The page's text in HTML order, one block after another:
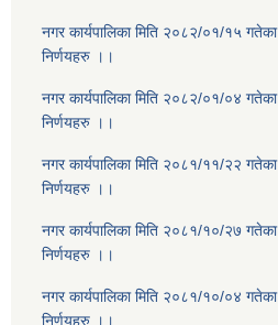
नगर कार्यपालिका मिति २०८२/०१/१५ गतेका
निर्णयहरु ।।
नगर कार्यपालिका मिति २०८२/०१/०४ गतेका
निर्णयहरु ।।
नगर कार्यपालिका मिति २०८१/११/२२ गतेका
निर्णयहरु ।।
नगर कार्यपालिका मिति २०८१/१०/२७ गतेका
निर्णयहरु ।।
नगर कार्यपालिका मिति २०८१/१०/०४ गतेका
निर्णयहरु ।।